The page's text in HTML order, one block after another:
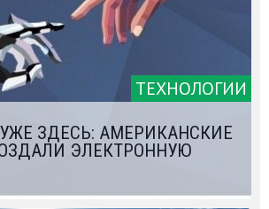
ТЕХНОЛОГИИ
ЗДЕСЬ: АМЕРИКАНСКИЕ
ЭЛЕКТРОННУЮ